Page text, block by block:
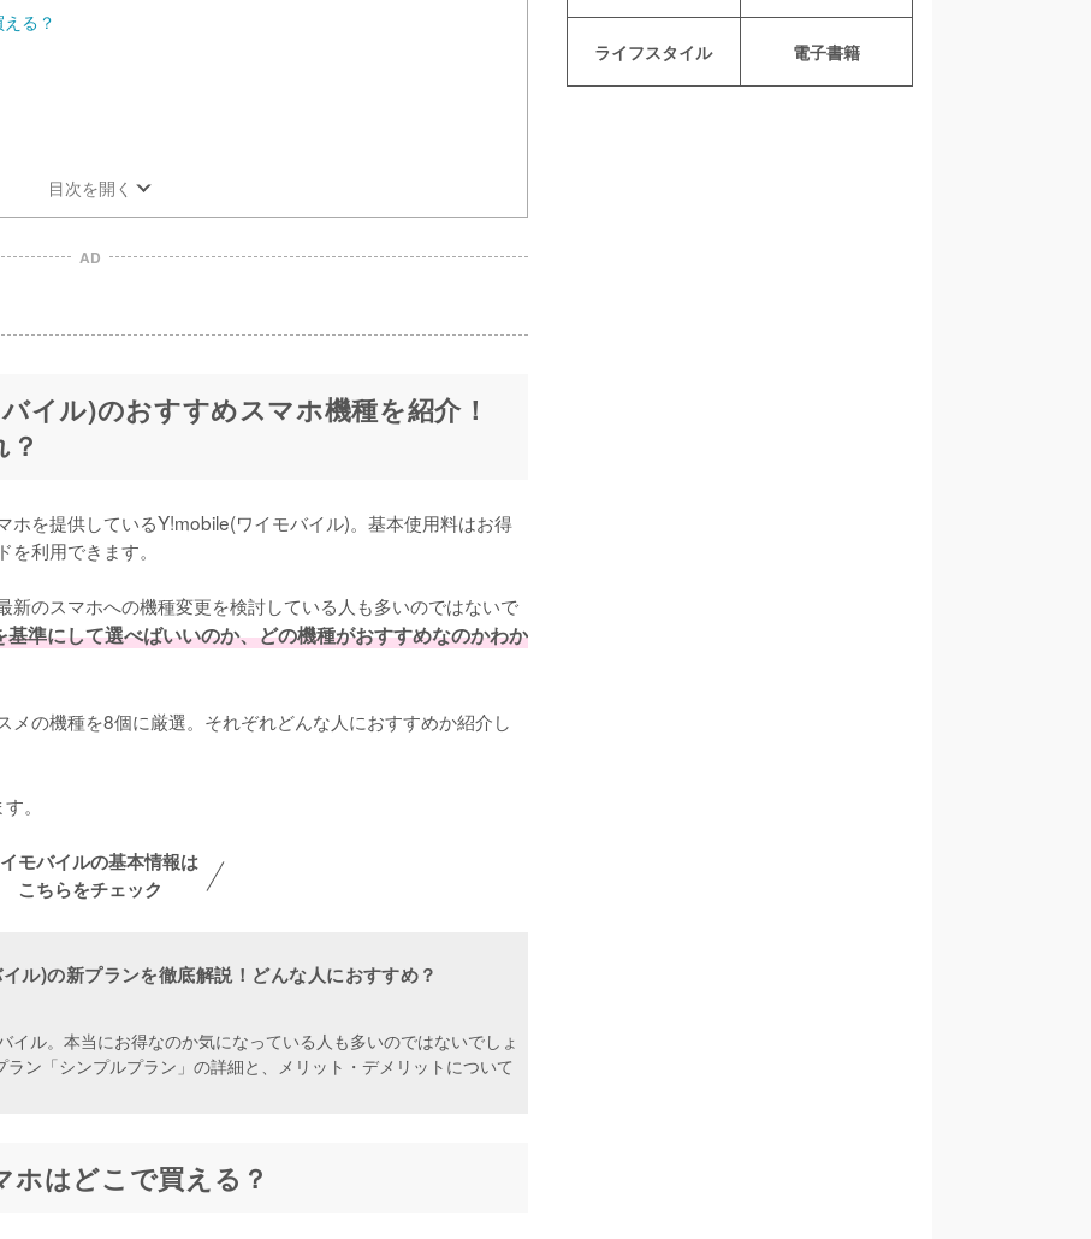
る？
目次を開く
AD
イル)のおすすめスマホ機種を紹介！
ホを提供しているY!mobile(ワイモバイル)。基本使用料はお得
利用できます。
新のスマホへの機種変更を検討している人も多いのではないで
準にして選べばいいのか、どの機種がおすすめなのかわか
メの機種を8個に厳選。それぞれどんな人におすすめか紹介し
。
モバイルの基本情報は
こちらをチェック
ル)の新プランを徹底解説！どんな人におすすめ？
ル。本当にお得なのか気になっている人も多いのではないでしょ
ン「シンプルプラン」の詳細と、メリット・デメリットについて
はどこで買える？
ライフスタイル 電子書籍